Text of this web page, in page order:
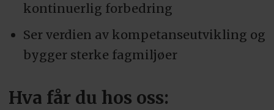
kontinuerlig forbedring
Ser verdien av kompetanseutvikling og
bygger sterke fagmiljøer
Hva får du hos oss: